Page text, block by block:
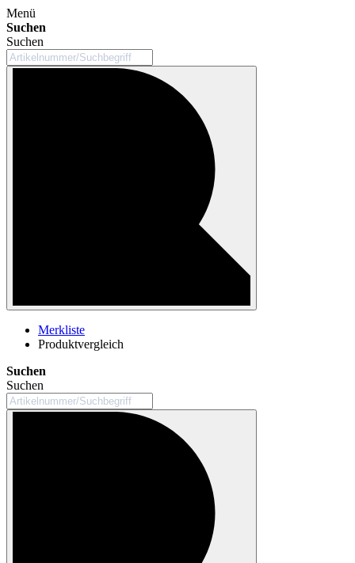
Menü
Suchen
Suchen
Merkliste
Produktvergleich
Suchen
Suchen